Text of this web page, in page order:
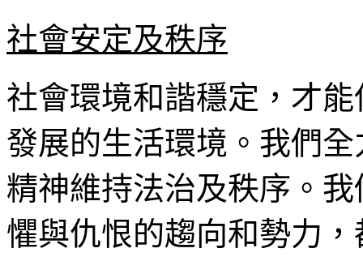
社會安定及秩序
社會環境和諧穩定，才
發展的生活環境。我們
精神維持法治及秩序。
懼與仇恨的趨向和勢力